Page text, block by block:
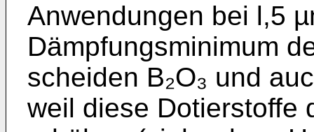
Anwendungen bei l,5
Dämpfungsminimum
scheiden B₂O₃ und
weil diese Dotierstoffe